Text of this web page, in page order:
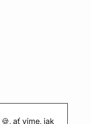
🍪, ať víme, jak